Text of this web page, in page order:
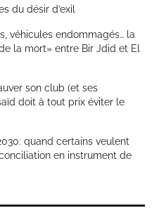
du désir d’exil
véhicules endommagés… la
la mort» entre Bir Jdid et El
son club (et ses
doit à tout prix éviter le
quand certains veulent
en instrument de